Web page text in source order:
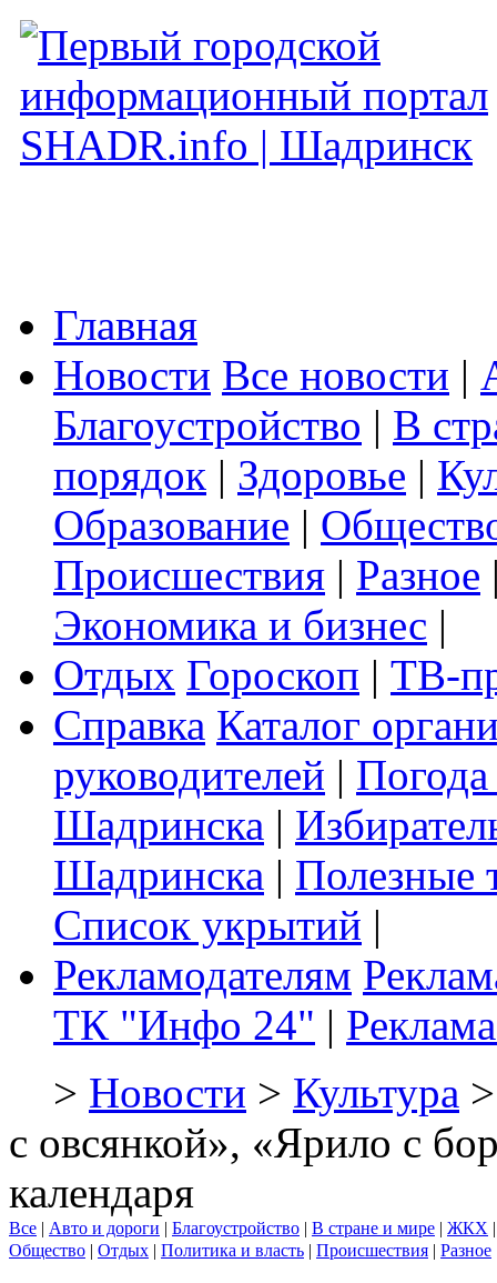
Главная
Новости Все новости |
Благоустройство | В
порядок | Здоровье |
Образование |
Происшествия | Разное
Экономика и бизнес |
Отдых Гороскоп | ТВ-
Справка Каталог
руководителей |
Шадринска |
Шадринска | Полезные
Список укрытий |
Рекламодателям
ТК "Инфо 24" |
> Новости > Культура
с овсянкой», «Ярило с
календаря
Все | Авто и дороги | Благоустройство | В стране и мире | ЖКХ
Общество | Отдых | Политика и власть | Происшествия | Разное